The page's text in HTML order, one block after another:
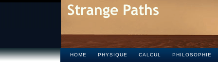
HOME PHYSIQUE CALCUL PHILOSOPHIE